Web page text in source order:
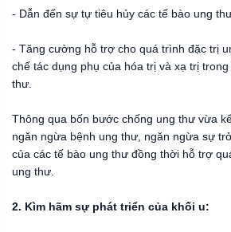
- Dẫn đến sự tự tiêu hủy các tế bào ung
- Tăng cường hỗ trợ cho quá trình đặc trị
chế tác dụng phụ của hóa trị và xạ trị trong
thư.
Thông qua bốn bước chống ung thư vừa
ngăn ngừa bệnh ung thư, ngăn ngừa sự
của các tế bào ung thư đồng thời hỗ trợ
ung thư.
2. Kìm hãm sự phát triển của khối u: